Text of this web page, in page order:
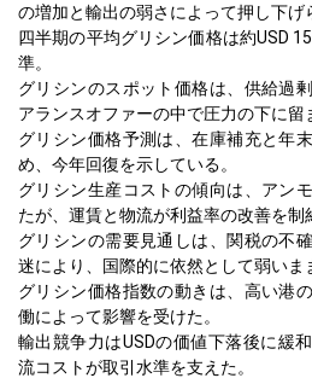
の増加と輸出の弱さによって押し下げ
四半期の平均グリシン価格は約USD
準。
グリシンのスポット価格は、供給過
アランスオファーの中で圧力の下に留
グリシン価格予測は、在庫補充と年
め、今年回復を示している。
グリシン生産コストの傾向は、アン
たが、運賃と物流が利益率の改善を制
グリシンの需要見通しは、関税の不
迷により、国際的に依然として弱いま
グリシン価格指数の動きは、高い港
働によって影響を受けた。
輸出競争力はUSDの価値下落後に緩
流コストが取引水準を支えた。